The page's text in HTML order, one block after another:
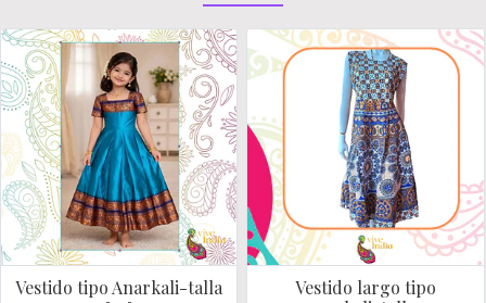
Vestido tipo Anarkali-talla
Vestido largo tipo